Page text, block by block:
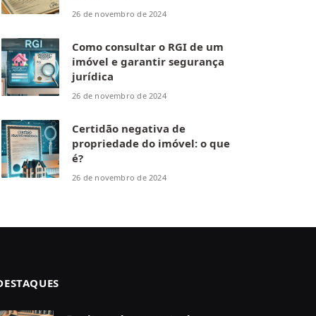
26 de novembro de 2024
Como consultar o RGI de um
imóvel e garantir segurança
jurídica
26 de novembro de 2024
Certidão negativa de
propriedade do imóvel: o que
é?
26 de novembro de 2024